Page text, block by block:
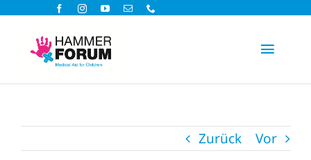
Zum
springen
Toggle
Spenden
Zurück Vor